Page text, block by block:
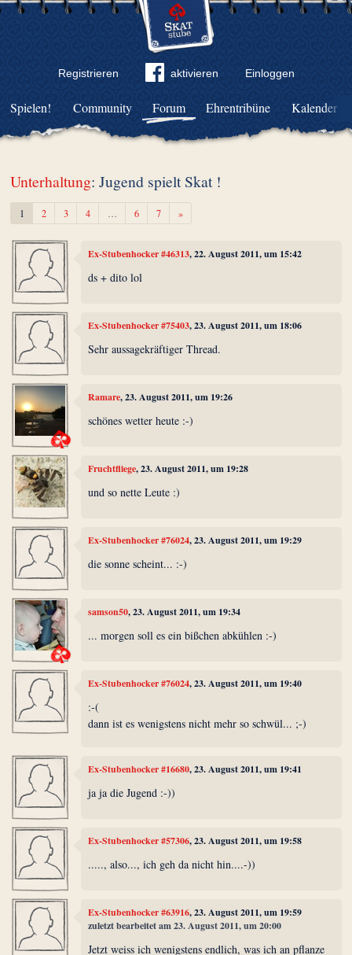
Registrieren aktivieren Einloggen
Community Forum Ehrentribüne Kalender
Spielen!
Unterhaltung: Jugend spielt Skat !
1 2 3 4 … 6 7 »Weiter
Ex-Stubenhocker #46313, 22. August 2011, um 15:42
ds + dito lol
Ex-Stubenhocker #75403, 23. August 2011, um 18:06
Sehr aussagekräftiger Thread.
Ramare, 23. August 2011, um 19:26
schönes wetter heute :-)
Fruchtfliege, 23. August 2011, um 19:28
und so nette Leute :)
Ex-Stubenhocker #76024, 23. August 2011, um 19:29
die sonne scheint... :-)
samson50, 23. August 2011, um 19:34
... morgen soll es ein bißchen abkühlen :-)
Ex-Stubenhocker #76024, 23. August 2011, um 19:40
:-(
dann ist es wenigstens nicht mehr so schwül... ;-)
Ex-Stubenhocker #16680, 23. August 2011, um 19:41
ja ja die Jugend :-))
Ex-Stubenhocker #57306, 23. August 2011, um 19:58
....., also..., ich geh da nicht hin....-))
Ex-Stubenhocker #63916, 23. August 2011, um 19:59
zuletzt bearbeitet am 23. August 2011, um 20:00
Jetzt weiss ich wenigstens endlich, was ich an pflanze